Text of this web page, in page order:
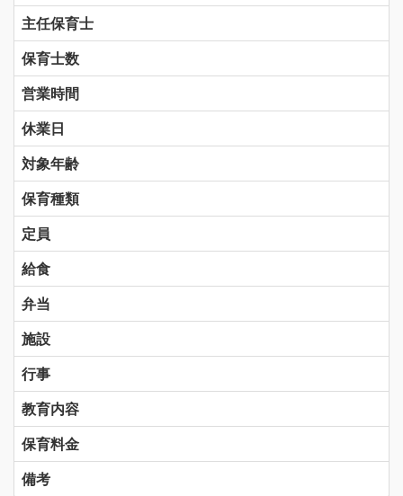
主任保育士
保育士数
営業時間
休業日
対象年齢
保育種類
定員
給食
弁当
施設
行事
教育内容
保育料金
備考